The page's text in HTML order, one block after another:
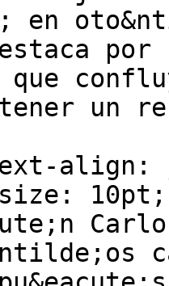
en
que
un
align: